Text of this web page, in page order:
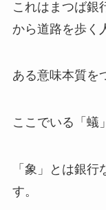
これはまつば銀
から道路を歩く
ある意味本質を
ここでいる「蟻
「象」とは銀
す。